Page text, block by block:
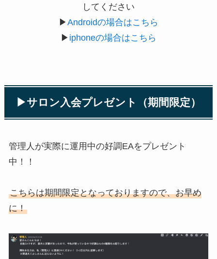
してください
▶Androidの場合はこちら
▶ iphoneの場合はこちら
▶︎サロン入会プレゼント（期間限定）
管理人が実際に運用中の好調EAをプレゼント
中！！
こちらは期間限定となっておりますので、お早め
に！